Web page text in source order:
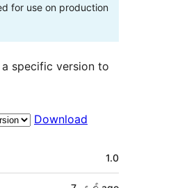
for use on production
a specific version to
Download
1.0